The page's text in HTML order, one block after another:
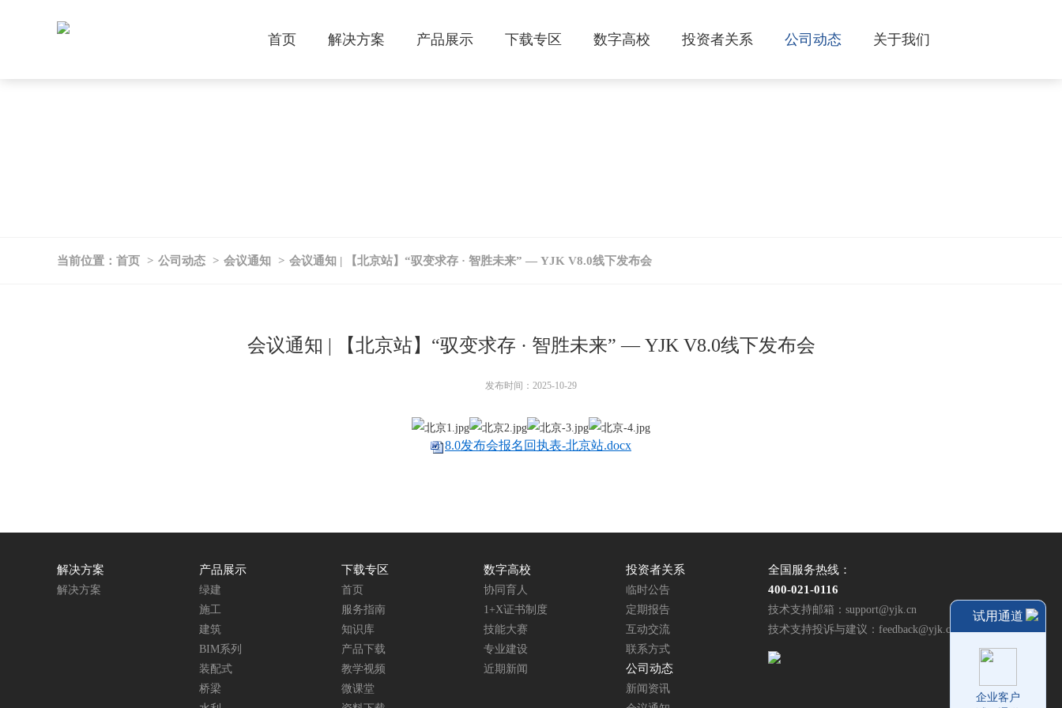
首页 解决方案 产品展示 下载专区 数字高校 投资者关系 公司动态 关于我们
当前位置： 首页 > 公司动态 > 会议通知 > 会议通知 | 【北京站】“驭变求存 · 智胜未来” — YJK V8.0线下发布会
会议通知 | 【北京站】“驭变求存 · 智胜未来” — YJK V8.0线下发布会
发布时间：2025-10-29
8.0发布会报名回执表-北京站.docx
全国服务热线：
400-021-0116
技术支持邮箱：support@yjk.cn
技术支持投诉与建议：feedback@yjk.cn
解决方案
解决方案
产品展示
绿建
施工
建筑
BIM系列
装配式
桥梁
下载专区
首页
服务指南
知识库
产品下载
教学视频
微课堂
数字高校
协同育人
1+X证书制度
技能大赛
专业建设
近期新闻
投资者关系
临时公告
定期报告
互动交流
联系方式
公司动态
新闻资讯
试用通道
企业客户